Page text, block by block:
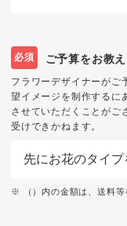
必須 ご予算をお教え
フラワーデザイナーがご
望イメージを制作するに
させていただくことがご
受けできかねます。
※ （）内の金額は、送料等